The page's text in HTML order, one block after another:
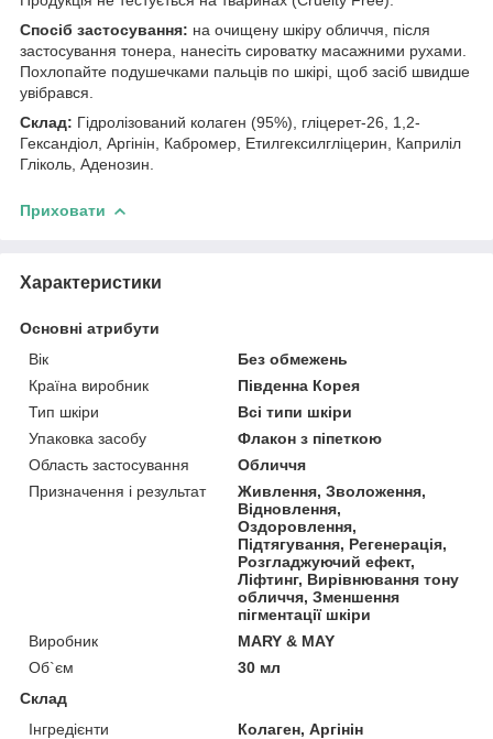
Спосіб застосування: на очищену шкіру обличчя, після
застосування тонера, нанесіть сироватку масажними рухами.
Похлопайте подушечками пальців по шкірі, щоб засіб швидше
увібрався.
Склад: Гідролізований колаген (95%), гліцерет-26, 1,2-
Гександіол, Аргінін, Кабромер, Етилгексилгліцерин, Каприліл
Гліколь, Аденозин.
Приховати
Характеристики
Основні атрибути
Вік
Без обмежень
Країна виробник
Південна Корея
Тип шкіри
Всі типи шкіри
Упаковка засобу
Флакон з піпеткою
Область застосування
Обличчя
Призначення і результат
Живлення, Зволоження,
Відновлення,
Оздоровлення,
Підтягування, Регенерація,
Розгладжуючий ефект,
Ліфтинг, Вирівнювання тону
обличчя, Зменшення
пігментації шкіри
Виробник
MARY & MAY
Об`єм
30 мл
Склад
Інгредієнти
Колаген, Аргінін